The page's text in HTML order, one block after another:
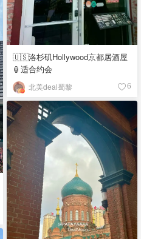
🇺🇸洛杉矶Hollywood京都居酒屋
🏮适合约会
北美deal蜀黎 6